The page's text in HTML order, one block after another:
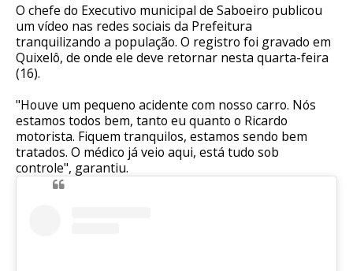
O chefe do Executivo municipal de Saboeiro publicou
um vídeo nas redes sociais da Prefeitura
tranquilizando a população. O registro foi gravado em
Quixelô, de onde ele deve retornar nesta quarta-feira
(16).
"Houve um pequeno acidente com nosso carro. Nós
estamos todos bem, tanto eu quanto o Ricardo
motorista. Fiquem tranquilos, estamos sendo bem
tratados. O médico já veio aqui, está tudo sob
controle", garantiu.